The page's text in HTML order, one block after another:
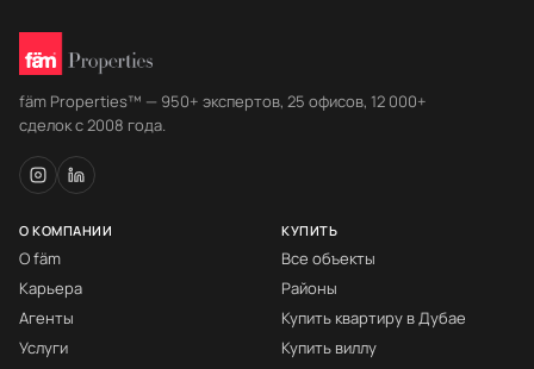
fäm Properties™ — 950+ экспертов, 25 офисов, 12 000+
сделок с 2008 года.
О КОМПАНИИ
О fäm
Карьера
Агенты
Услуги
КУПИТЬ
Все объекты
Районы
Купить квартиру в Дубае
Купить виллу